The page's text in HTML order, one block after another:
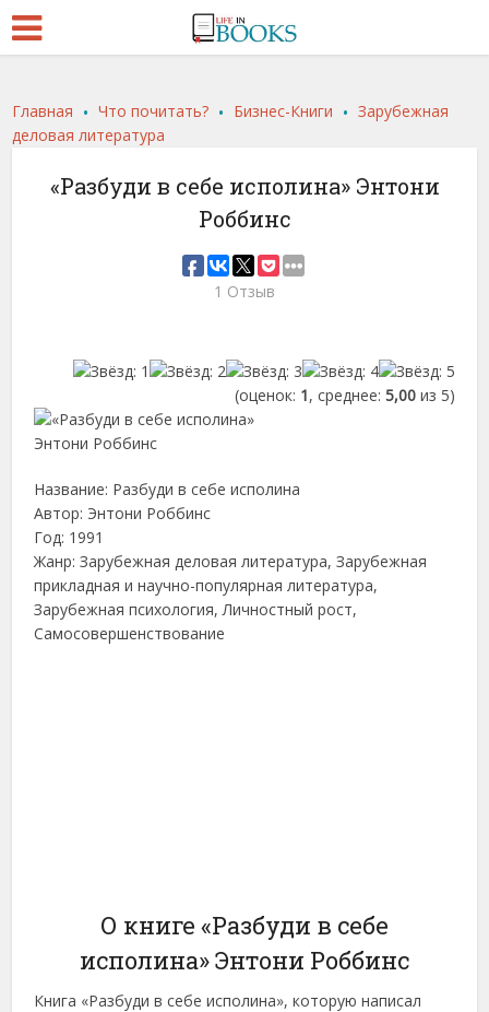
Главная .Что почитать? . Бизнес-Книги .Зарубежная
деловая литература
«Разбуди в себе исполина» Энтони
Роббинс
1 Отзыв
(оценок: 1, среднее: 5,00из 5)
Название: Разбуди в себе исполина
Автор: Энтони Роббинс
Год: 1991
Жанр: Зарубежная деловая литература, Зарубежная
прикладная и научно-популярная литература,
Зарубежная психология, Личностный рост,
Самосовершенствование
О книге «Разбуди в себе
исполина» Энтони Роббинс
Книга «Разбуди в себе исполина», которую написал